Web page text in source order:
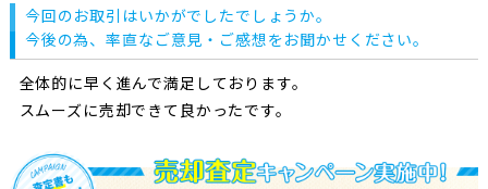
今回のお取引はいかがでしたでしょうか。
今後の為、率直なご意見・ご感想をお聞かせください。
全体的に早く進んで満足しております。
スムーズに売却できて良かったです。